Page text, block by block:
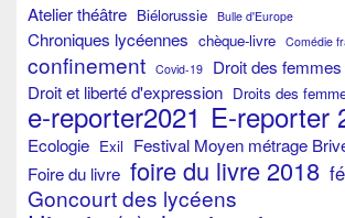
Atelier théâtre Biélorussie Bulle d'Europe
Chroniques lycéennes chèque-livre Comédie
confinement Covid-19
Droit des femmes
Droit et liberté d'expression Droits des
e-reporter2021 E-reporter
Ecologie Exil Festival Moyen métrage
Foire du livre foire du livre 2018
Goncourt des lycéens